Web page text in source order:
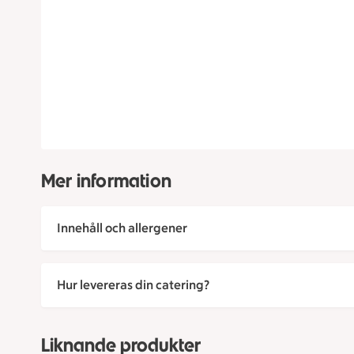
Mer information
Innehåll och allergener
Hur levereras din catering?
Liknande produkter